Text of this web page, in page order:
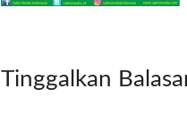
Tinggalkan